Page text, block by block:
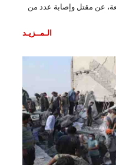
عن مقتل وإصابة عدد من
الـمــزيـد